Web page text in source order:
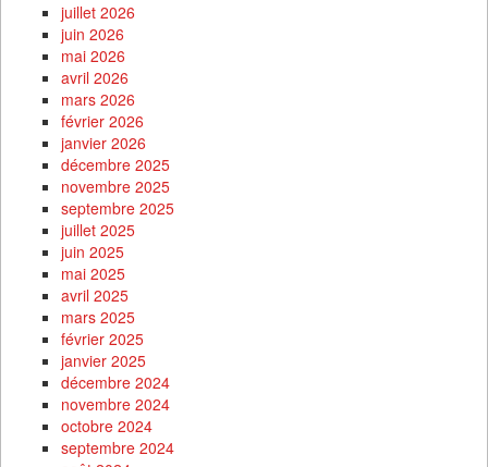
juillet 2026
juin 2026
mai 2026
avril 2026
mars 2026
février 2026
janvier 2026
décembre 2025
novembre 2025
septembre 2025
juillet 2025
juin 2025
mai 2025
avril 2025
mars 2025
février 2025
janvier 2025
décembre 2024
novembre 2024
octobre 2024
septembre 2024